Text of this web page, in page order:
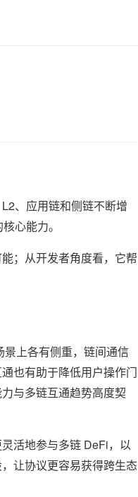
、应用链和侧链不断增
心能力。
；从开发者角度看，它帮
景上各有侧重，链间通信
也有助于降低用户操作门
与多链互通趋势高度契
活地参与多链 DeFi，以
让协议更容易获得跨生态